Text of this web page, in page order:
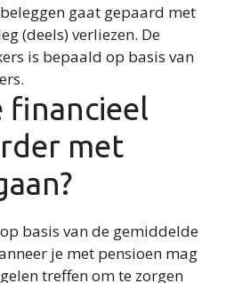
gaat gepaard met
(deels) verliezen. De
is bepaald op basis van
financieel
met
basis van de gemiddelde
je met pensioen mag
treffen om te zorgen